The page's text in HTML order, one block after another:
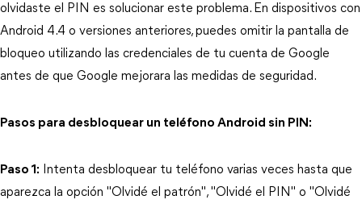
olvidaste el PIN es solucionar este problema. En dispositivos con
Android 4.4 o versiones anteriores, puedes omitir la pantalla de
bloqueo utilizando las credenciales de tu cuenta de Google
antes de que Google mejorara las medidas de seguridad.
Pasos para desbloquear un teléfono Android sin PIN:
Paso 1: Intenta desbloquear tu teléfono varias veces hasta que
aparezca la opción "Olvidé el patrón", "Olvidé el PIN" o "Olvidé